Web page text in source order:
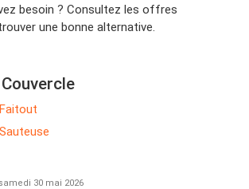
besoin ? Consultez les offres
une bonne alternative.
30 mai 2026